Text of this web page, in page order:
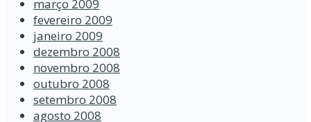
março 2009
fevereiro 2009
janeiro 2009
dezembro 2008
novembro 2008
outubro 2008
setembro 2008
agosto 2008